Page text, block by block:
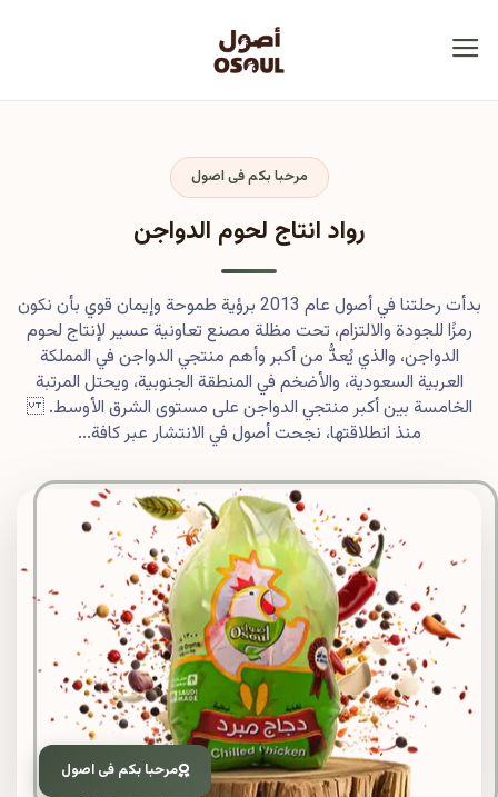
مرحبا بكم فى اصول
مرحبا بكم فى اصول
رواد انتاج لحوم الدواجن
بدأت رحلتنا في أصول عام 2013 برؤية طموحة وإيمان قوي بأن نكون
رمزًا للجودة والالتزام، تحت مظلة مصنع تعاونية عسير لإنتاج لحوم
الدواجن، والذي يُعدُّ من أكبر وأهم منتجي الدواجن في المملكة
العربية السعودية، والأضخم في المنطقة الجنوبية، ويحتل المرتبة
الخامسة بين أكبر منتجي الدواجن على مستوى الشرق الأوسط.
منذ انطلاقتها، نجحت أصول في الانتشار عبر كافة...